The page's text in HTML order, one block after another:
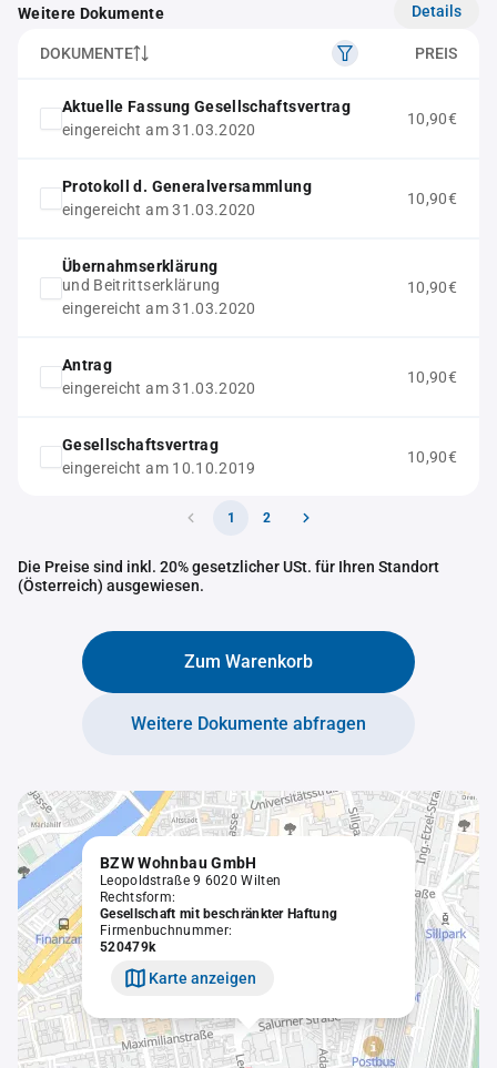
Weitere Dokumente Details
DOKUMENTE PREIS
Aktuelle Fassung Gesellschaftsvertrag
eingereicht am 31.03.2020
10,90€
Protokoll d. Generalversammlung
eingereicht am 31.03.2020
10,90€
Übernahmserklärung
und Beitrittserklärung
eingereicht am 31.03.2020
10,90€
Antrag
eingereicht am 31.03.2020
10,90€
Gesellschaftsvertrag
eingereicht am 10.10.2019
10,90€
1 2
Die Preise sind inkl. 20% gesetzlicher USt. für Ihren Standort
(Österreich) ausgewiesen.
Zum Warenkorb
Weitere Dokumente abfragen
BZW Wohnbau GmbH
Leopoldstraße 9 6020 Wilten
Rechtsform:
Gesellschaft mit beschränkter Haftung
Firmenbuchnummer:
520479k
Karte anzeigen